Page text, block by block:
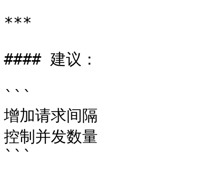
***
#### 建议：
```
增加请求间隔
控制并发数量
```